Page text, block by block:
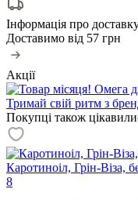
Інформація про
Доставимо від 57 грн
Акції
Тримай свій ритм з
Покупці також
Каротиноіл, Грін-Віза,
8